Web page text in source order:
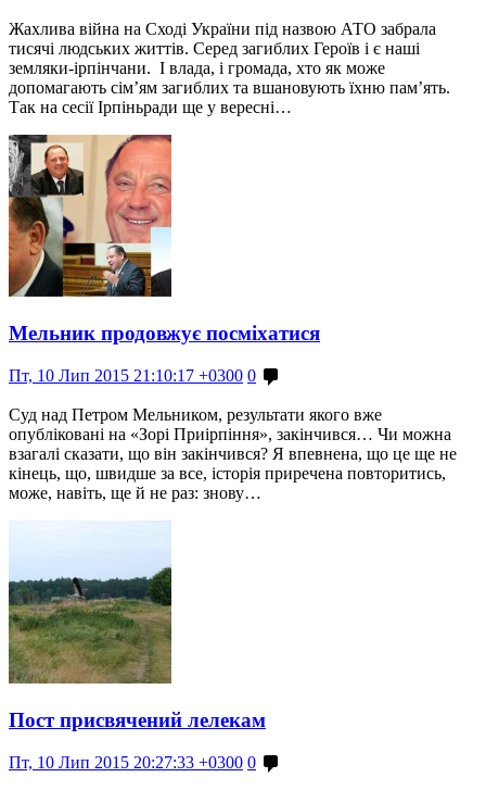
Жахлива війна на Сході України під назвою АТО забрала
тисячі людських життів. Серед загиблих Героїв і є наші
земляки-ірпінчани. І влада, і громада, хто як може
допомагають сім’ям загиблих та вшановують їхню пам’ять.
Так на сесії Ірпіньради ще у вересні…
Мельник продовжує посміхатися
Пт, 10 Лип 2015 21:10:17 +0300 0
Суд над Петром Мельником, результати якого вже
опубліковані на «Зорі Приірпіння», закінчився… Чи можна
взагалі сказати, що він закінчився? Я впевнена, що це ще не
кінець, що, швидше за все, історія приречена повторитись,
може, навіть, ще й не раз: знову…
Пост присвячений лелекам
Пт, 10 Лип 2015 20:27:33 +0300 0